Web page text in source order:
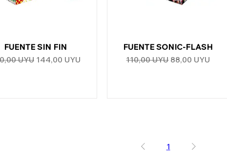
Vista rápida
FUENTE SIN FIN
UYU Precio de oferta
144,00 UYU
Vista rápida
FUENTE SONIC-FLASH
Precio
110,00 UYU Precio de oferta
88,00 UYU
1